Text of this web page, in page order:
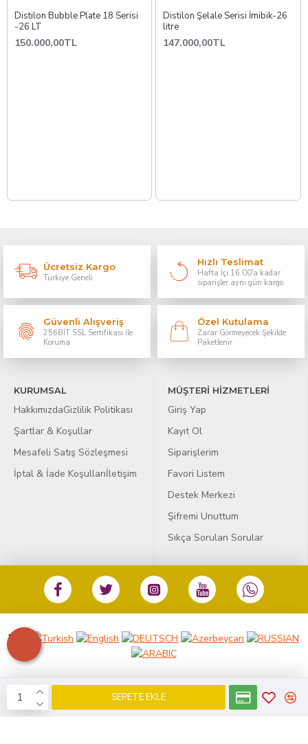
SEPETE EKLE
Distilon Bubble Plate 18 Serisi
-26 LT
150.000,00TL
Distilon Şelale Serisi İmibik-26
litre
147.000,00TL
Ücretsiz Kargo
Türkiye Geneli
Hızlı Teslimat
Hafta İçi 16:00'a kadar
siparişler aynı gün kargo
Güvenli Alışveriş
256BİT SSL Sertifikası ile
Koruma
Özel Kutulama
Zarar Görmeyecek Şekilde
Paketlenir
KURUMSAL
HakkımızdaGizlilik Politikası
Şartlar & Koşullar
Mesafeli Satış Sözleşmesi
İptal & İade Koşullarıİletişim
MÜŞTERİ HİZMETLERİ
Giriş Yap
Kayıt Ol
Siparişlerim
Favori Listem
Destek Merkezi
Şifremi Unuttum
Sıkça Sorulan Sorular
Dil:
KobiDirektE-ticaretile kurulmustur